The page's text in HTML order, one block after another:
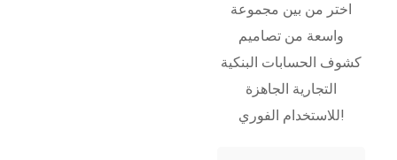
اختر من بين مجموعة
واسعة من تصاميم
كشوف الحسابات البنكية
التجارية الجاهزة
للاستخدام الفوري!